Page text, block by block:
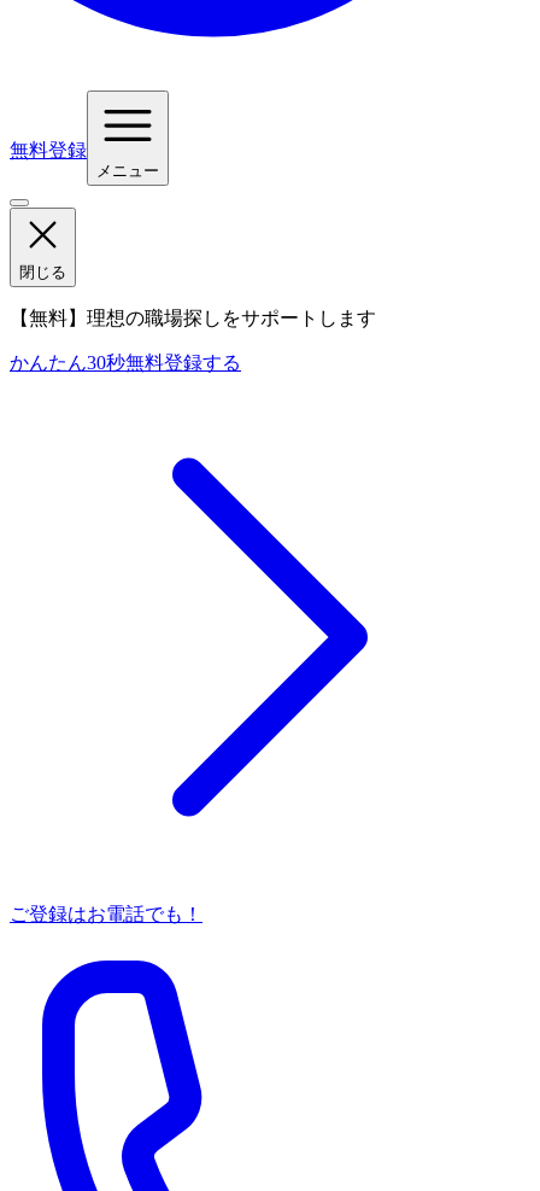
無料登録
メニュー
閉じる
【無料】理想の職場探しをサポートします
かんたん30秒無料登録する
ご登録はお電話でも！